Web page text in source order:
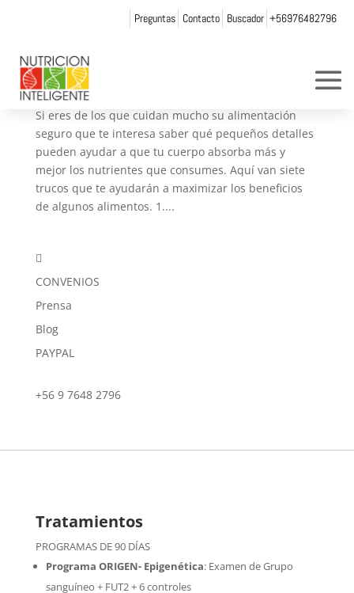
Preguntas Contacto Buscador +56976482796
7 pequeños errores de nutrición que hasta la
gente más sana puede cometer
porandrea chicurel
Si eres de los que cuidan mucho su alimentación
seguro que te interesa saber qué pequeños detalles
pueden ayudar a que tu cuerpo absorba más y
mejor los nutrientes que consumes. Aquí van siete
trucos que te ayudarán a maximizar los beneficios
de algunos alimentos. 1....

CONVENIOS
Prensa
Blog
PAYPAL
+56 9 7648 2796
Tratamientos
PROGRAMAS DE 90 DÍAS
Programa ORIGEN- Epigenética:Examen de Grupo
sanguíneo + FUT2 + 6 controles